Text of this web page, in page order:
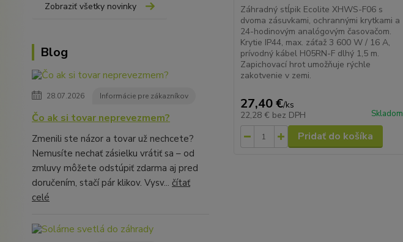
Zobraziť všetky novinky
Blog
28.07.2026 Informácie pre zákazníkov
Čo ak si tovar neprevezmem?
Zmenili ste názor a tovar už nechcete?
Nemusíte nechať zásielku vrátiť sa – od
zmluvy môžete odstúpiť zdarma aj pred
doručením, stačí pár klikov. Vysv... čítať
celé
Záhradný stĺpik Ecolite XHWS-F06 s
dvoma zásuvkami, ochrannými krytkami a
24-hodinovým analógovým časovačom.
Krytie IP44, max. záťaž 3 600 W / 16 A,
prívodný kábel H05RN-F dlhý 1,5 m.
Zapichovací hrot umožňuje rýchle
zakotvenie v zemi.
27,40 €/ks
22,28 € bez DPH Skladom
Pridať do košíka